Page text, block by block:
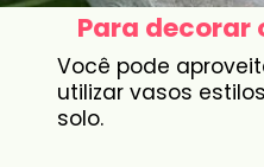
Para decorar
Você pode
utilizar vasos
solo.